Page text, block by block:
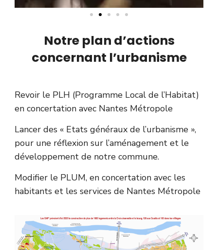
Notre plan d’actions
concernant l’urbanisme
Revoir le PLH (Programme Local de l’Habitat)
en concertation avec Nantes Métropole
Lancer des « Etats généraux de l’urbanisme »,
pour une réflexion sur l’aménagement et le
développement de notre commune.
Modifier le PLUM, en concertation avec les
habitants et les services de Nantes Métropole